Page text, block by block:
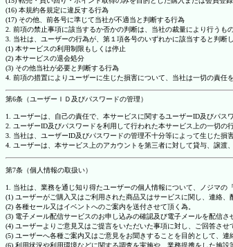
(16) 本規約各規定に違反する行為
(17) その他、前各号に準じて当社が不適当と判断する行為
2. 前項の禁止事項に該当するか否かの判断は、当社の裁量により行うも
3. 当社は、ユーザーの行為が、第１項各号のいずれかに該当すると判断
(1) 本サービスの利用制限もしくは停止
(2) 本サービスの退会処分
(3) その他当社が必要と判断する行為
4. 前項の措置によりユーザーに生じた損害について、当社は一切の責任
第6条（ユーザーＩＤ及びパスワードの管理）
1. ユーザーは、自己の責任で、本サービスに関するユーザーID及びパス
2. ユーザーID及びパスワードを利用して行われた本サービス上の一切の
3. 当社は、ユーザーID及びパスワードの管理不十分等によって生じた損
4. ユーザーは、本サービス上のアカウントを第三者に対して貸与、譲渡
第7条（個人情報の取扱い）
1. 当社は、業務を通じ知り得たユーザーの個人情報について、ノジマの
(1) ユーザーがご購入又はご利用された商品又はサービスに関し、連絡
(2) 各種セール又はイベントへのご案内を送付させて頂く為。
(3) 電子メール配信サービスのお申し込みの確認及び電子メールを配信さ
(4) ユーザーよりご意見又はご提言をいただいた事項に対し、ご回答させ
(5) ユーザーへ各種ご案内又はご意見をお聞きすることを目的として、連
(6) 利用状況や利用環境などに関する調査を実施や、業務提携をした施